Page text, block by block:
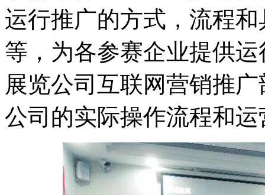
运行推广的方式，流程
等，为各参赛企业提供
展览公司互联网营销推
公司的实际操作流程和